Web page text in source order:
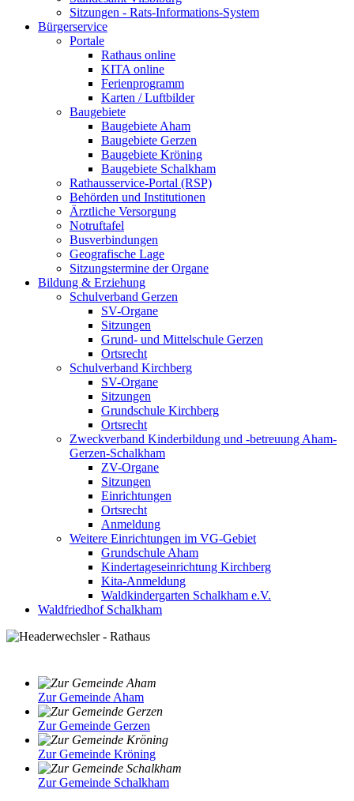
Sitzungen - Rats-Informations-System
Bürgerservice
Portale
Rathaus online
KITA online
Ferienprogramm
Karten / Luftbilder
Baugebiete
Baugebiete Aham
Baugebiete Gerzen
Baugebiete Kröning
Baugebiete Schalkham
Rathausservice-Portal (RSP)
Behörden und Institutionen
Ärztliche Versorgung
Notruftafel
Busverbindungen
Geografische Lage
Sitzungstermine der Organe
Bildung & Erziehung
Schulverband Gerzen
SV-Organe
Sitzungen
Grund- und Mittelschule Gerzen
Ortsrecht
Schulverband Kirchberg
SV-Organe
Sitzungen
Grundschule Kirchberg
Ortsrecht
Zweckverband Kinderbildung und -betreuung Aham-
Gerzen-Schalkham
ZV-Organe
Sitzungen
Einrichtungen
Ortsrecht
Anmeldung
Weitere Einrichtungen im VG-Gebiet
Grundschule Aham
Kindertageseinrichtung Kirchberg
Kita-Anmeldung
Waldkindergarten Schalkham e.V.
Waldfriedhof Schalkham
Zur Gemeinde Aham
Zur Gemeinde Gerzen
Zur Gemeinde Kröning
Zur Gemeinde Schalkham